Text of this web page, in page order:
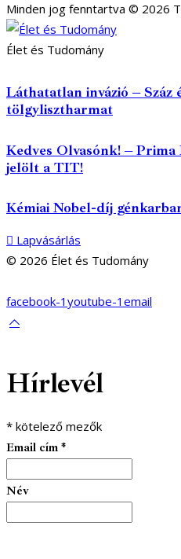
Minden jog fenntartva © 2026
Élet és Tudomány
Láthatatlan invázió – Száz
tölgylisztharmat
Kedves Olvasónk! – Prima
jelölt a TIT!
Kémiai Nobel-díj
Lapvásárlás
© 2026 Élet és Tudomány
facebook-1 youtube-1 email
Hírlevél
* kötelező mezők
Email cím *
Név